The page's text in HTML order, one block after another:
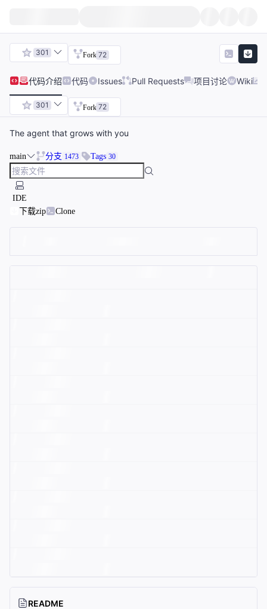
301 Fork 72
代码介绍 代码 Issues Pull Requests 项目讨论 Wiki
301 Fork 72
The agent that grows with you
main 分支 1473 Tags 30
IDE
下载zip
Clone
README